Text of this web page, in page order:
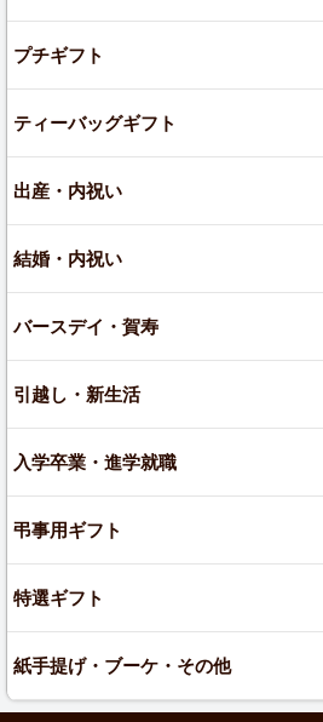
プチギフト
ティーバッグギフト
出産・内祝い
結婚・内祝い
バースデイ・賀寿
引越し・新生活
入学卒業・進学就職
弔事用ギフト
特選ギフト
紙手提げ・ブーケ・その他